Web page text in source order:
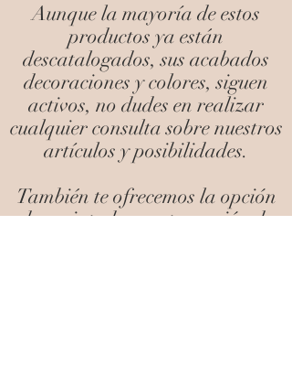
Aunque la mayoría de estos
productos ya están
descatalogados, sus acabados
decoraciones y colores, siguen
activos, no dudes en realizar
cualquier consulta sobre nuestros
artículos y posibilidades.
También te ofrecemos la opción
de repintado y restauración de